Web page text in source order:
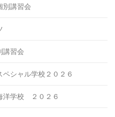
別講習会
講習会
シャル学校２０２６
洋学校 ２０２６